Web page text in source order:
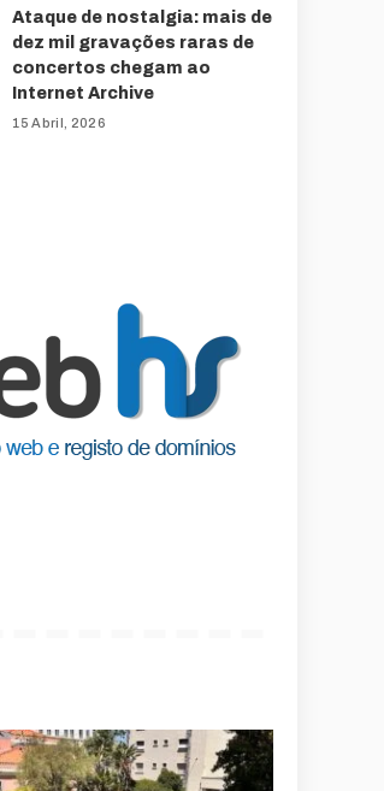
Ataque de nostalgia: mais de
dez mil gravações raras de
concertos chegam ao
Internet Archive
15 Abril, 2026